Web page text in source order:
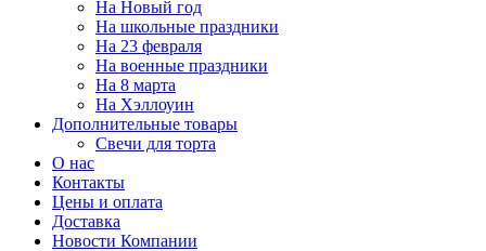
На Новый год
На школьные праздники
На 23 февраля
На военные праздники
На 8 марта
На Хэллоуин
Дополнительные товары
Свечи для торта
О нас
Контакты
Цены и оплата
Доставка
Новости Компании